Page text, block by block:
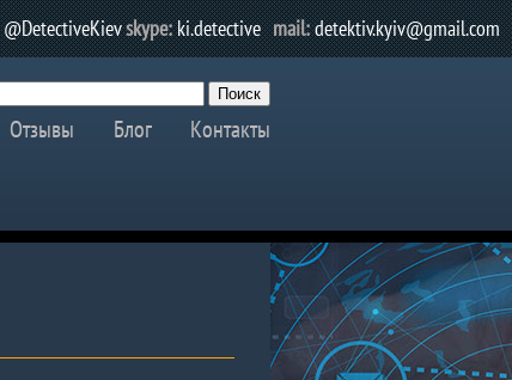
@DetectiveKievskype:ki.detective mail:detektiv.kyiv@gmail.com
Отзывы Блог Контакты